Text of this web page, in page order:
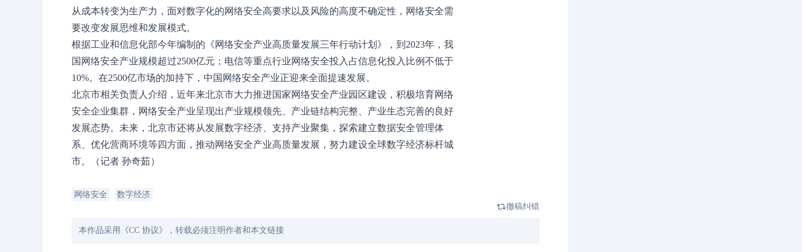
从成本转变为生产力，面对数字化的网络安全高要求以及风险的高度不确定性，网络安全需
要改变发展思维和发展模式。
根据工业和信息化部今年编制的《网络安全产业高质量发展三年行动计划》，到2023年，我
国网络安全产业规模超过2500亿元；电信等重点行业网络安全投入占信息化投入比例不低于
10%。在2500亿市场的加持下，中国网络安全产业正迎来全面提速发展。
北京市相关负责人介绍，近年来北京市大力推进国家网络安全产业园区建设，积极培育网络
安全企业集群，网络安全产业呈现出产业规模领先、产业链结构完整、产业生态完善的良好
发展态势。未来，北京市还将从发展数字经济、支持产业聚集，探索建立数据安全管理体
系、优化营商环境等四方面，推动网络安全产业高质量发展，努力建设全球数字经济标杆城
市。（记者 孙奇茹）
网络安全
数字经济
撤稿纠错
本作品采用《CC 协议》，转载必须注明作者和本文链接